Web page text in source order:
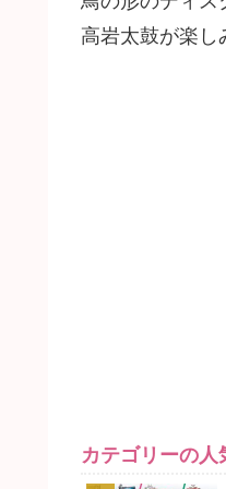
高岩太鼓が楽し
カテゴリーの人